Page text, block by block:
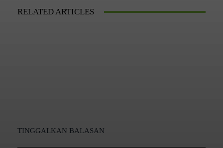
RELATED ARTICLES
TINGGALKAN BALASAN